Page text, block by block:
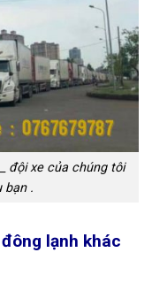
đội xe của chúng tôi
bạn .
lạnh khác